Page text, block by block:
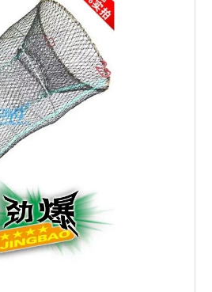
Рюкзаки туристические
Садки
Снасти на хищника
Стулья и столы
Удочки
Технопланктон